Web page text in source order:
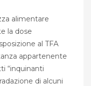
alimentare
la dose
al TFA
appartenente
“inquinanti
di alcuni